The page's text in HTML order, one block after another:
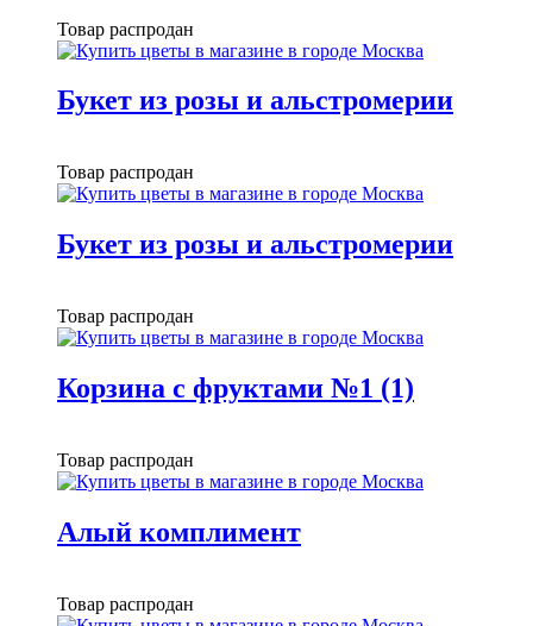
Товар распродан
Букет из розы и альстромерии
Товар распродан
Букет из розы и альстромерии
Товар распродан
Корзина с фруктами №1 (1)
Товар распродан
Алый комплимент
Товар распродан